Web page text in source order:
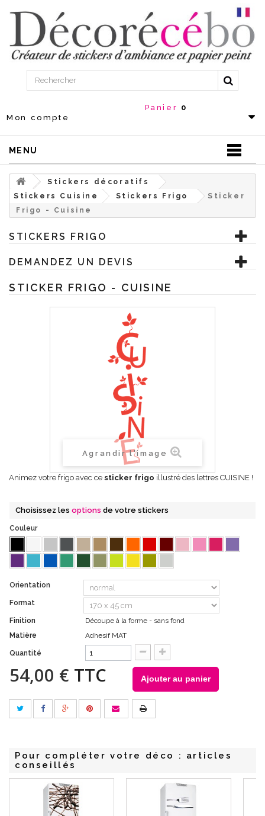
Mon compte
Panier 0
MENU
Stickers décoratifs
Stickers Cuisine
Stickers Frigo
Sticker
Frigo - Cuisine
STICKERS FRIGO
DEMANDEZ UN DEVIS
STICKER FRIGO - CUISINE
Agrandir l'image
Animez votre frigo avec ce sticker frigo illustré des lettres CUISINE !
Choisissez les options de votre stickers
Couleur
Orientation
Format
Finition
Découpe à la forme - sans fond
Matière
Adhesif MAT
Quantité
54,00 € TTC Ajouter au panier
Pour compléter votre déco : articles
conseillés